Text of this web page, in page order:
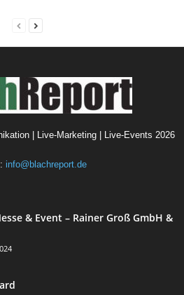
| Live-Marketing | Live-Events 2026
info@blachreport.de
& Event – Rainer Groß GmbH &